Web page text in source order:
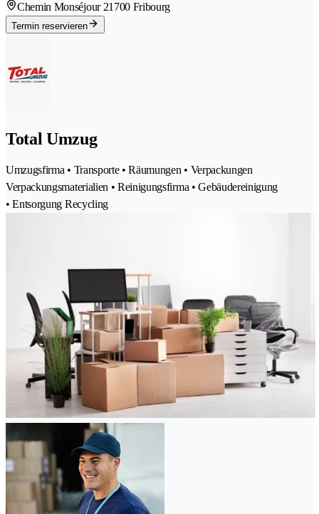
Chemin Monséjour 21700 Fribourg
Termin reservieren
Total Umzug
Umzugsfirma • Transporte • Räumungen • Verpackungen
Verpackungsmaterialien • Reinigungsfirma • Gebäudereinigung
• Entsorgung Recycling